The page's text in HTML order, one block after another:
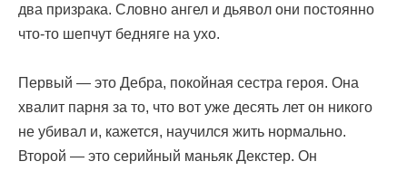
два призрака. Словно ангел и дьявол они постоянно
что-то шепчут бедняге на ухо.
Первый — это Дебра, покойная сестра героя. Она
хвалит парня за то, что вот уже десять лет он никого
не убивал и, кажется, научился жить нормально.
Второй — это серийный маньяк Декстер. Он